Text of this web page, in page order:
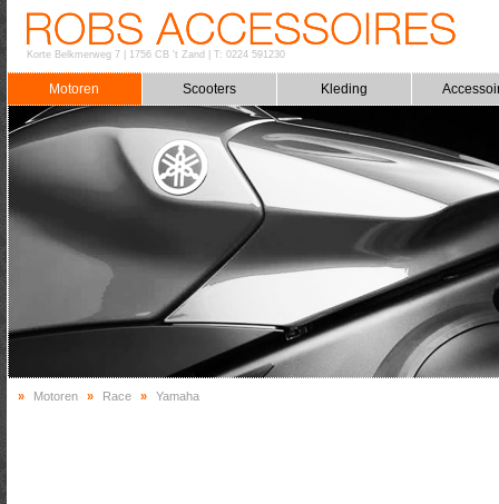
Korte Belkmerweg 7| 1756 CB 't Zand T: 0224 591230
Motoren Scooters Kleding
» Motoren » Race » Yamaha